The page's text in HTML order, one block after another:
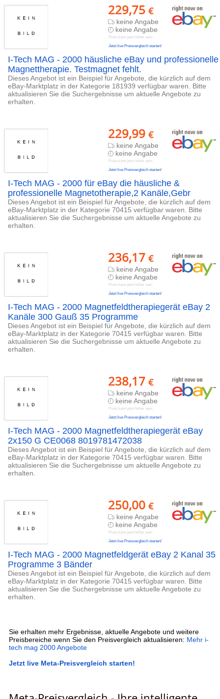
229,75 €
keine Angabe
keine Angabe
Preis kann jetzt höher sein
Jetzt live Preisvergleich starten!
I-Tech MAG - 2000 häusliche eBay und professionelle
Magnettherapie. Testmagnet fehlt.
Dieses Angebot ist ein Beispiel für Angebote, die kürzlich auf dem
eBay-Marktplatz in der Kategorie 181939 verfügbar waren. Bitte
aktualisieren Sie die Suchergebnisse um aktuelle Angebote zu
erhalten.
229,99 €
keine Angabe
keine Angabe
Preis kann jetzt höher sein
Jetzt live Preisvergleich starten!
I-Tech MAG - 2000 für eBay die häusliche &
professionelle Magnetotherapie,2 Kanäle,Gebr
Dieses Angebot ist ein Beispiel für Angebote, die kürzlich auf dem
eBay-Marktplatz in der Kategorie 70415 verfügbar waren. Bitte
aktualisieren Sie die Suchergebnisse um aktuelle Angebote zu
erhalten.
236,17 €
keine Angabe
keine Angabe
Preis kann jetzt höher sein
Jetzt live Preisvergleich starten!
I-Tech MAG - 2000 Magnetfeldtherapiegerät eBay 2
Kanäle 300 Gauß 35 Programme
Dieses Angebot ist ein Beispiel für Angebote, die kürzlich auf dem
eBay-Marktplatz in der Kategorie 70415 verfügbar waren. Bitte
aktualisieren Sie die Suchergebnisse um aktuelle Angebote zu
erhalten.
238,17 €
keine Angabe
keine Angabe
Preis kann jetzt höher sein
Jetzt live Preisvergleich starten!
I-Tech MAG - 2000 Magnetfeldtherapiegerät eBay
2x150 G CE0068 8019781472038
Dieses Angebot ist ein Beispiel für Angebote, die kürzlich auf dem
eBay-Marktplatz in der Kategorie 70415 verfügbar waren. Bitte
aktualisieren Sie die Suchergebnisse um aktuelle Angebote zu
erhalten.
250,00 €
keine Angabe
keine Angabe
Preis kann jetzt höher sein
Jetzt live Preisvergleich starten!
I-Tech MAG - 2000 Magnetfeldgerät eBay 2 Kanal 35
Programme 3 Bänder
Dieses Angebot ist ein Beispiel für Angebote, die kürzlich auf dem
eBay-Marktplatz in der Kategorie 70415 verfügbar waren. Bitte
aktualisieren Sie die Suchergebnisse um aktuelle Angebote zu
erhalten.
Sie erhalten mehr Ergebnisse, aktuelle Angebote und weitere
Preisbereiche wenn Sie den Preisvergleich aktualisieren: Mehr i-
tech mag 2000 Angebote
Jetzt live Meta-Preisvergleich starten!